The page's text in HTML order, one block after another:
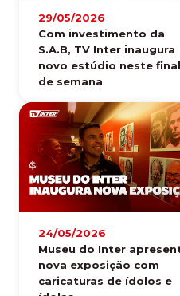
29/05/2026
Com investimento da
S.A.B, TV Inter inaugura
novo estúdio neste final
de semana
24/05/2026
Museu do Inter
nova exposição com
caricaturas de ídolos e